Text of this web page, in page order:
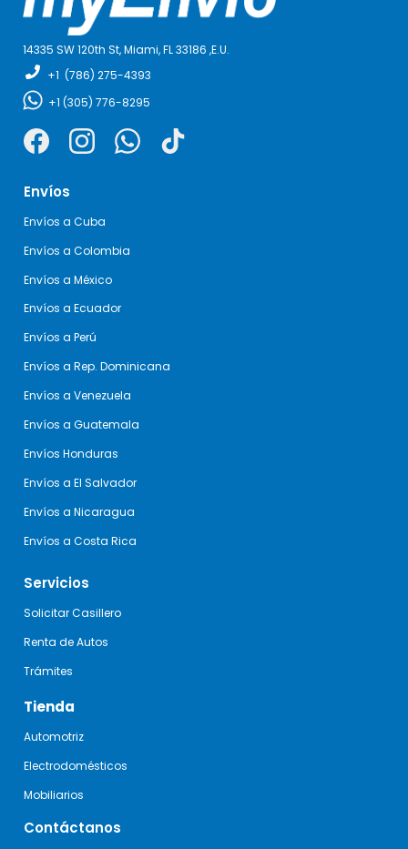
14335 SW 120th St, Miami,FL 33186 ,E.U.
+1 (786) 275-4393
+1 (305) 776-8295
Envíos
Envíos a Cuba
Envíos a Colombia
Envíos a México
Envíos a Ecuador
Envíos a Perú
Envíos a Rep. Dominicana
Envíos a Venezuela
Envíos a Guatemala
Envíos Honduras
Envíos a El Salvador
Envíos a Nicaragua
Envíos a Costa Rica
Servicios
Solicitar Casillero
Renta de Autos
Trámites
Tienda
Automotriz
Electrodomésticos
Mobiliarios
Contáctanos